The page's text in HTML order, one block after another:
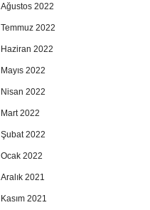
Ağustos 2022
Temmuz 2022
Haziran 2022
Mayıs 2022
Nisan 2022
Mart 2022
Şubat 2022
Ocak 2022
Aralık 2021
Kasım 2021